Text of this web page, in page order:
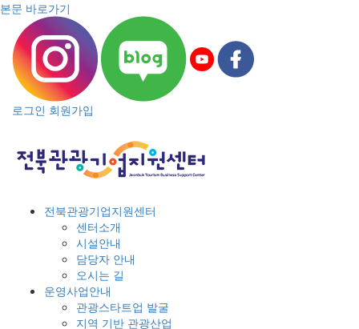
본문 바로가기
로그인 회원가입
전북관광기업지원센터
센터소개
시설안내
담당자 안내
오시는 길
운영사업안내
관광스타트업 발굴
지역 기반 관광산업